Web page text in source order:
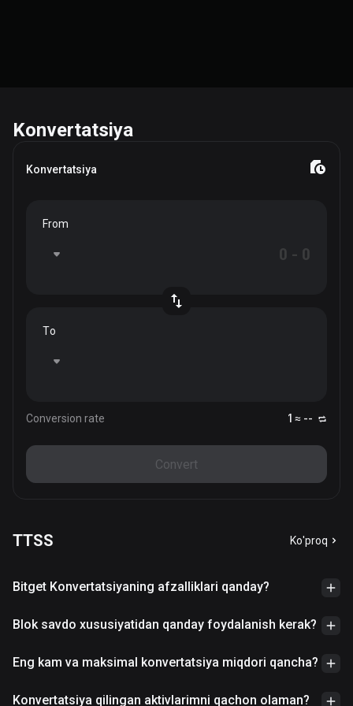
Konvertatsiya
Konvertatsiya
From
To
Conversion rate 1 ≈ --
Convert
TTSS Ko'proq
Bitget Konvertatsiyaning afzalliklari qanday?
Blok savdo xususiyatidan qanday foydalanish kerak?
Eng kam va maksimal konvertatsiya miqdori qancha?
Konvertatsiya qilingan aktivlarimni qachon olaman?